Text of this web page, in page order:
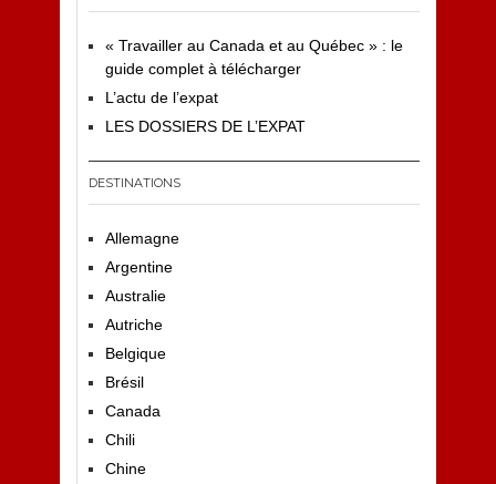
« Travailler au Canada et au Québec » : le
guide complet à télécharger
L’actu de l’expat
LES DOSSIERS DE L’EXPAT
DESTINATIONS
Allemagne
Argentine
Australie
Autriche
Belgique
Brésil
Canada
Chili
Chine